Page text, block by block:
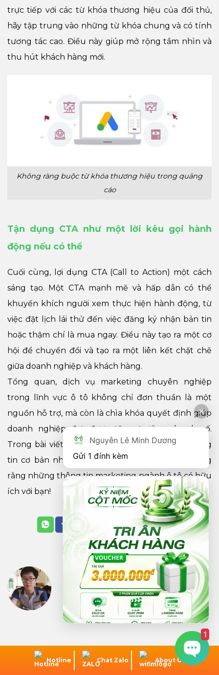
trực tiếp với các từ khóa thương hiệu của đối thủ,
hãy tập trung vào những từ khóa chung và có tính
tương tác cao. Điều này giúp mở rộng tầm nhìn và
thu hút khách hàng mới.
Không ràng buộc từ khóa thương hiệu trong quảng
cáo
Tận dụng CTA như một lời kêu gọi hành
động nếu có thể
Cuối cùng, lợi dụng CTA (Call to Action) một cách
sáng tạo. Một CTA mạnh mẽ và hấp dẫn có thể
khuyến khích người xem thực hiện hành động, từ
việc đặt lịch lái thử đến việc đăng ký nhận bản tin
hoặc thậm chí là mua ngay. Điều này tạo ra một cơ
hội để chuyển đổi và tạo ra một liên kết chặt chẽ
giữa doanh nghiệp và khách hàng.
Tổng quan, dịch vụ marketing chuyên nghiệp
trong lĩnh vực ô tô không chỉ đơn thuần là một
nguồn hỗ trợ, mà còn là chìa khóa quyết định giúp
doanh nghiệp đạt được tăng trưởng doanh số.
Trong bài viết này, WIFIM đã chia sẻ những thông
tin cơ bản nhất về dịch vụ marketing ô tô. Mong
rằng những thông tin marketing ngành ô tô có hữu
ích với bạn!
NGUYỄN LÊ MINH DƯƠNG
Hotline Chat Zalo About Us
Nguyễn Lê Minh Dương
Gửi 1 đính kèm
1